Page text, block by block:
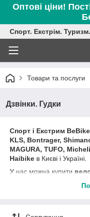
Оптові ціни!
Спорт. Екстрім.
Товари та послуги
Дзвінки. Гудки
Спорт і Екстрим BeBike
KLS, Bontrager,
MAGURA, TUFO,
Haibike в Києві і Україні.
У нас можна купити
мигалки, велокомпьтеры,